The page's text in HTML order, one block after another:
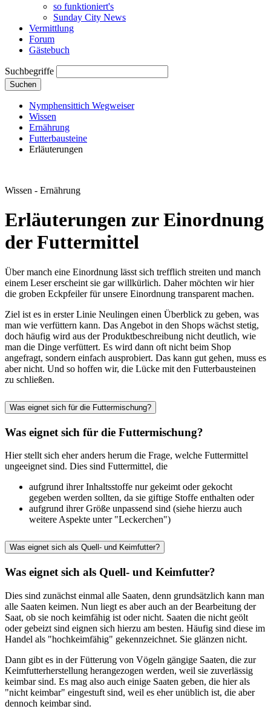
so funktioniert's
Sunday City News
Vermittlung
Forum
Gästebuch
Suchbegriffe
Suchen
Nymphensittich Wegweiser
Wissen
Ernährung
Futterbausteine
Erläuterungen
Wissen - Ernährung
Erläuterungen zur Einordnung
der Futtermittel
Über manch eine Einordnung lässt sich trefflich streiten und manch
einem Leser erscheint sie gar willkürlich. Daher möchten wir hier
die groben Eckpfeiler für unsere Einordnung transparent machen.
Ziel ist es in erster Linie Neulingen einen Überblick zu geben, was
man wie verfüttern kann. Das Angebot in den Shops wächst stetig,
doch häufig wird aus der Produktbeschreibung nicht deutlich, wie
man die Dinge verfüttert. Es wird dann oft nicht beim Shop
angefragt, sondern einfach ausprobiert. Das kann gut gehen, muss es
aber nicht. Und so hoffen wir, die Lücke mit den Futterbausteinen
zu schließen.
Was eignet sich für die Futtermischung?
Was eignet sich für die Futtermischung?
Hier stellt sich eher anders herum die Frage, welche Futtermittel
ungeeignet sind. Dies sind Futtermittel, die
aufgrund ihrer Inhaltsstoffe nur gekeimt oder gekocht
gegeben werden sollten, da sie giftige Stoffe enthalten oder
aufgrund ihrer Größe unpassend sind (siehe hierzu auch
weitere Aspekte unter "Leckerchen")
Was eignet sich als Quell- und Keimfutter?
Was eignet sich als Quell- und Keimfutter?
Dies sind zunächst einmal alle Saaten, denn grundsätzlich kann man
alle Saaten keimen. Nun liegt es aber auch an der Bearbeitung der
Saat, ob sie noch keimfähig ist oder nicht. Saaten die nicht geölt
oder gebeizt sind eignen sich hierzu am besten. Häufig sind diese im
Handel als "hochkeimfähig" gekennzeichnet. Sie glänzen nicht.
Dann gibt es in der Fütterung von Vögeln gängige Saaten, die zur
Keimfutterherstellung herangezogen werden, weil sie zuverlässig
keimbar sind. Es mag also auch einige Saaten geben, die hier als
"nicht keimbar" eingestuft sind, weil es eher unüblich ist, die aber
dennoch keimbar sind.